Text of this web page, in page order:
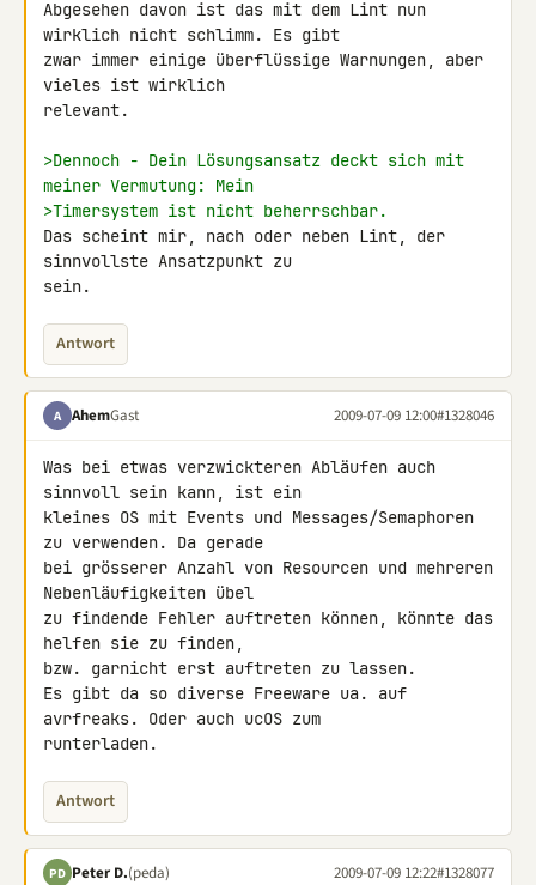
Abgesehen davon ist das mit dem Lint nun
wirklich nicht schlimm. Es gibt
zwar immer einige überflüssige Warnungen, aber
vieles ist wirklich
relevant.
>Dennoch - Dein Lösungsansatz deckt sich mit
meiner Vermutung: Mein
>Timersystem ist nicht beherrschbar.
Das scheint mir, nach oder neben Lint, der
sinnvollste Ansatzpunkt zu
sein.
Antwort
A AhemGast 2009-07-09 12:00#1328046
Was bei etwas verzwickteren Abläufen auch
sinnvoll sein kann, ist ein
kleines OS mit Events und Messages/Semaphoren
zu verwenden. Da gerade
bei grösserer Anzahl von Resourcen und mehreren
Nebenläufigkeiten übel
zu findende Fehler auftreten können, könnte das
helfen sie zu finden,
bzw. garnicht erst auftreten zu lassen.
Es gibt da so diverse Freeware ua. auf
avrfreaks. Oder auch ucOS zum
runterladen.
Antwort
PD Peter D.(peda) 2009-07-09 12:22#1328077